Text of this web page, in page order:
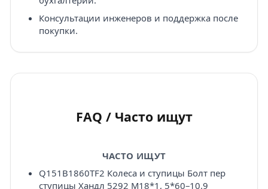
Консультации инженеров и поддержка после
покупки.
FAQ / Часто ищут
ЧАСТО ИЩУТ
Q151B1860TF2 Колеса и ступицы Болт пер
ступицы Хандл 5292 M18*1, 5*60–10.9